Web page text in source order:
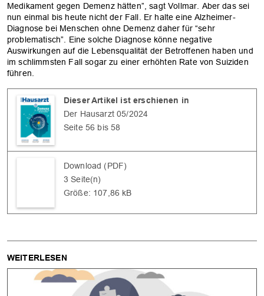
Medikament gegen Demenz hätten”, sagt Vollmar. Aber das sei
nun einmal bis heute nicht der Fall. Er halte eine Alzheimer-
Diagnose bei Menschen ohne Demenz daher für “sehr
problematisch”. Eine solche Diagnose könne negative
Auswirkungen auf die Lebensqualität der Betroffenen haben und
im schlimmsten Fall sogar zu einer erhöhten Rate von Suiziden
führen.
Dieser Artikel ist erschienen in
Der Hausarzt 05/2024
Seite 56 bis 58
Download (PDF)
3 Seite(n)
Größe: 107,86 kB
WEITERLESEN